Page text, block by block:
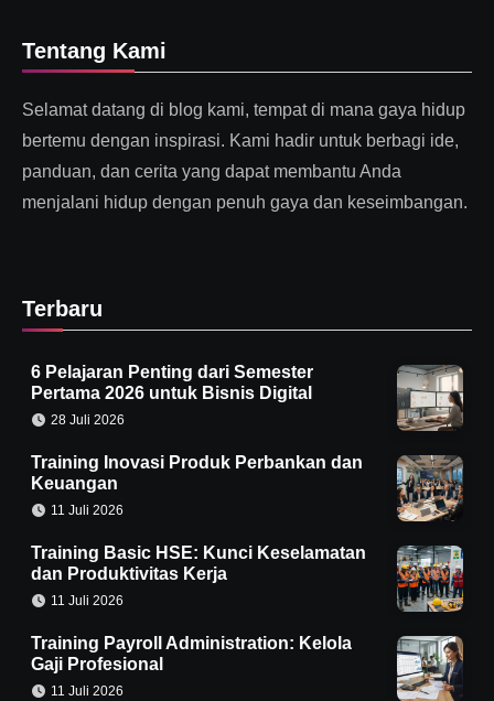
Tentang Kami
Selamat datang di blog kami, tempat di mana gaya hidup
bertemu dengan inspirasi. Kami hadir untuk berbagi ide,
panduan, dan cerita yang dapat membantu Anda
menjalani hidup dengan penuh gaya dan keseimbangan.
Terbaru
6 Pelajaran Penting dari Semester
Pertama 2026 untuk Bisnis Digital
28 Juli 2026
Training Inovasi Produk Perbankan dan
Keuangan
11 Juli 2026
Training Basic HSE: Kunci Keselamatan
dan Produktivitas Kerja
11 Juli 2026
Training Payroll Administration: Kelola
Gaji Profesional
11 Juli 2026